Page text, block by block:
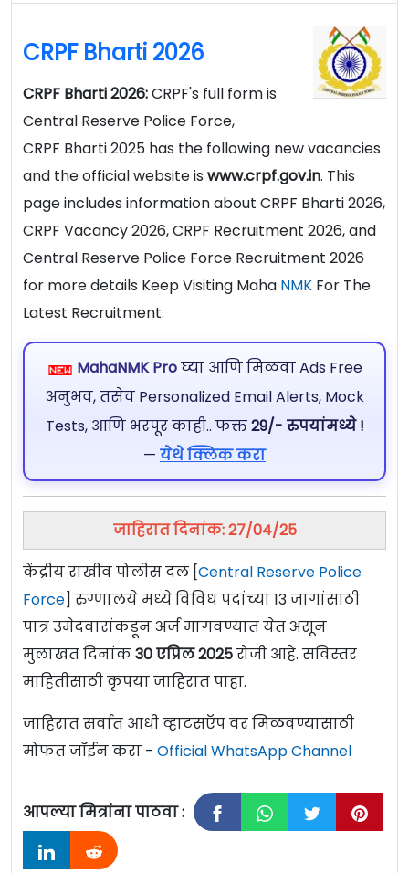
CRPF Bharti 2026
CRPF Bharti 2026:CRPF's full form is
Central Reserve Police Force,
CRPF Bharti 2025 has the following new vacancies
and the official website is www.crpf.gov.in. This
page includes information about CRPF Bharti 2026,
CRPF Vacancy 2026, CRPF Recruitment 2026, and
Central Reserve Police Force Recruitment 2026
for more details Keep Visiting Maha NMK For The
Latest Recruitment.
MahaNMK Proघ्या आणि मिळवा Ads Free
अनुभव, तसेच Personalized Email Alerts, Mock
Tests, आणि भरपूर काही.. फक्त29/- रुपयांमध्ये !
— येथे क्लिक करा
जाहिरात दिनांक: 27/04/25
केंद्रीय राखीव पोलीस दल [Central Reserve Police
Force] रुग्णालये मध्ये विविध पदांच्या 13 जागांसाठी
पात्र उमेदवारांकडून अर्ज मागवण्यात येत असून
मुलाखत दिनांक30 एप्रिल 2025रोजी आहे. सविस्तर
माहितीसाठी कृपया जाहिरात पाहा.
जाहिरात सर्वात आधी व्हाटसऍप वर मिळवण्यासाठी
मोफत जॉईन करा - Official WhatsApp Channel
आपल्या मित्रांना पाठवा :